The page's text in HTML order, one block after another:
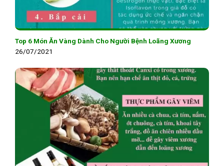
Top 6 Món Ăn Vàng Dành Cho Người Bệnh Loãng Xương
26/07/2021